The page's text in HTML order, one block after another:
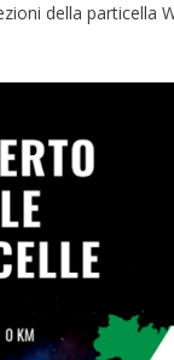
della particella